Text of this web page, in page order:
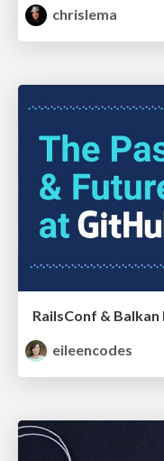
chrislema
eileencodes